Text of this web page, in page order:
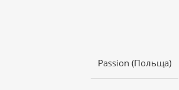
Passion (Польща)